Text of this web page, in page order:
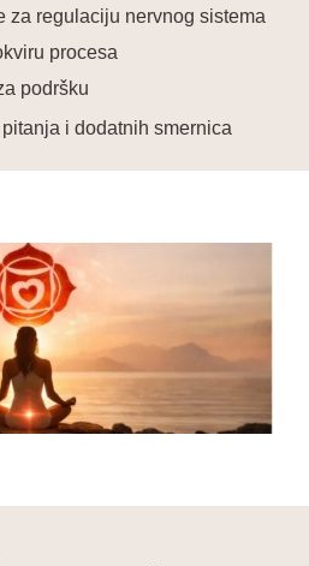
za regulaciju nervnog sistema
procesa
podršku
i dodatnih smernica